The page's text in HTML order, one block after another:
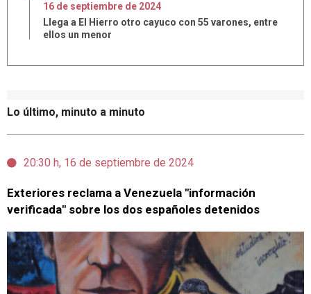
Lo último, minuto a minuto
20:30 h, 16 de septiembre de 2024
Exteriores reclama a Venezuela "información
verificada" sobre los dos españoles detenidos
16 de septiembre de 2024
Llega a El Hierro otro cayuco con 55 varones, entre
ellos un menor